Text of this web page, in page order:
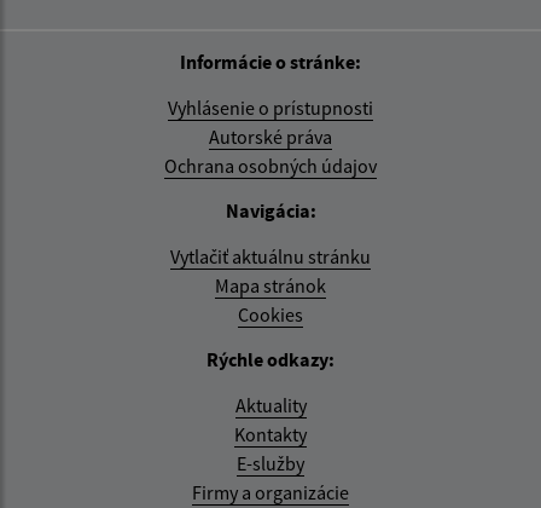
Informácie o stránke:
Vyhlásenie o prístupnosti
Autorské práva
Ochrana osobných údajov
Navigácia:
Vytlačiť aktuálnu stránku
Mapa stránok
Cookies
Rýchle odkazy:
Aktuality
Kontakty
E-služby
Firmy a organizácie